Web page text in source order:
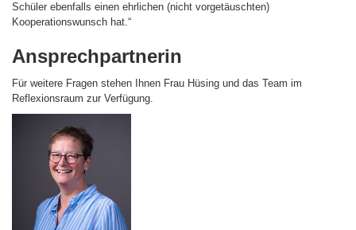
Schüler ebenfalls einen ehrlichen (nicht vorgetäuschten)
Kooperationswunsch hat.“
Ansprechpartnerin
Für weitere Fragen stehen Ihnen Frau Hüsing und das Team im
Reflexionsraum zur Verfügung.